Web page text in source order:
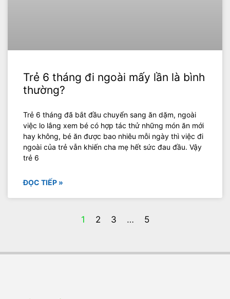
Trẻ 6 tháng đi ngoài mấy lần là bình
thường?
Trẻ 6 tháng đã bắt đầu chuyển sang ăn dặm, ngoài
việc lo lắng xem bé có hợp tác thử những món ăn mới
hay không, bé ăn được bao nhiêu mỗi ngày thì việc đi
ngoài của trẻ vẫn khiến cha mẹ hết sức đau đầu. Vậy
trẻ 6
ĐỌC TIẾP »
1 2 3 … 5